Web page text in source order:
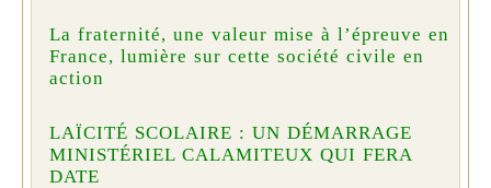
La fraternité, une valeur mise à l’épreuve en
France, lumière sur cette société civile en
action
LAÏCITÉ SCOLAIRE : UN DÉMARRAGE
MINISTÉRIEL CALAMITEUX QUI FERA
DATE